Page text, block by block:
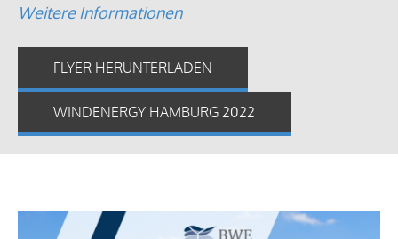
Weitere Informationen
FLYER HERUNTERLADEN
WINDENERGY HAMBURG 2022